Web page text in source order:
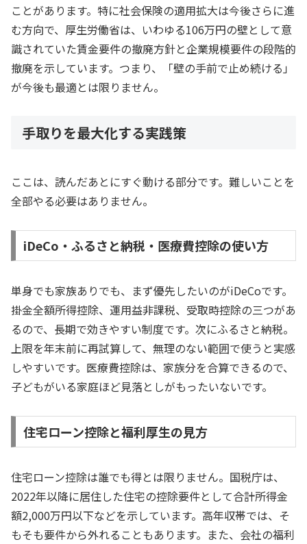
ことがあります。特に社会保険の適用拡大は今後さらに進
む方向で、厚生労働省は、いわゆる106万円の壁として意
識されていた賃金要件の撤廃方針と企業規模要件の段階的
撤廃を示しています。つまり、「壁の手前で止め続ける」
が今後も最適とは限りません。
手取りを最大化する実践策
ここは、読んだあとにすぐ動ける部分です。難しいことを
全部やる必要はありません。
iDeCo・ふるさと納税・医療費控除の使い方
単身でも家族ありでも、まず優先したいのがiDeCoです。
掛金全額所得控除、運用益非課税、受取時控除の三つがあ
るので、長期で効きやすい制度です。次にふるさと納税。
上限を年末前に再試算して、無理のない範囲で使うと実感
しやすいです。医療費控除は、家族分を合算できるので、
子どもがいる家庭ほど見落としがもったいないです。
住宅ローン控除と福利厚生の見方
住宅ローン控除は誰でも得とは限りません。国税庁は、
2022年以降に居住した住宅の控除要件として合計所得金
額2,000万円以下などを示しています。高年収帯では、そ
もそも要件から外れることもあります。また、会社の福利